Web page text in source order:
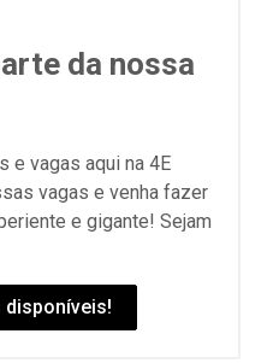
da nossa
e vagas aqui na 4E
vagas e venha fazer
e gigante! Sejam
disponíveis!